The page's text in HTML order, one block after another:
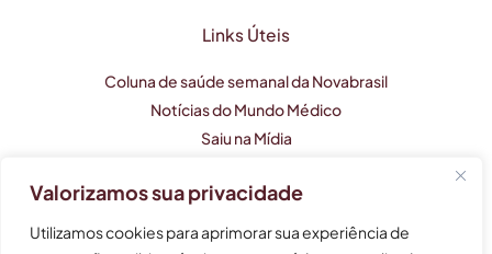
Valorizamos sua privacidade
Utilizamos cookies para aprimorar sua experiência de
Links Úteis
Coluna de saúde semanal da Novabrasil
Notícias do Mundo Médico
Saiu na Mídia
Este perfil profissional tem caráter apenas informativo e
não substitui uma consulta médica.